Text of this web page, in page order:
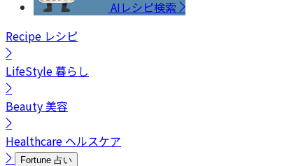
AIレシピ検索
Recipe レシピ
LifeStyle暮らし
Beauty美容
Healthcare ヘルスケア
Fortune 占い